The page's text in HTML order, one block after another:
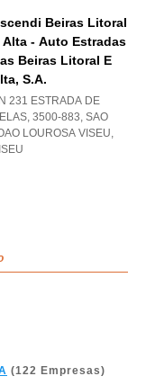
Beiras Litoral
Alta - Auto Estradas
Beiras Litoral E
S.a.
231 ESTRADA DE
3500-883, SAO
LOUROSA VISEU,
(122 Empresas)